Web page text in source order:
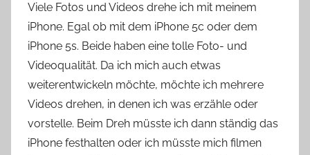
n
Y
v
o
n
n
e
Viele Fotos und Videos drehe ich mit meinem
iPhone. Egal ob mit dem iPhone 5c oder dem
iPhone 5s. Beide haben eine tolle Foto- und
Videoqualität. Da ich mich auch etwas
weiterentwickeln möchte, möchte ich mehrere
Videos drehen, in denen ich was erzähle oder
vorstelle. Beim Dreh müsste ich dann ständig das
iPhone festhalten oder ich müsste mich filmen